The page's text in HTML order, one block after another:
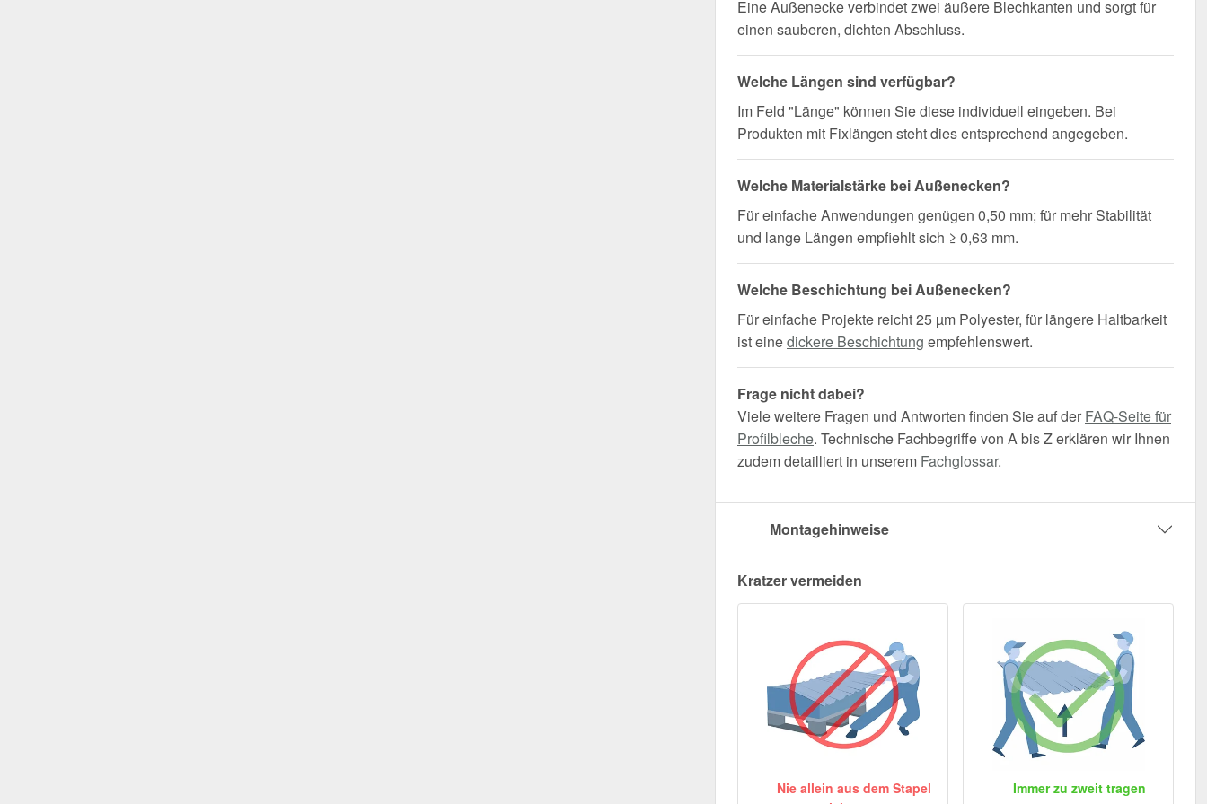
Eine Außenecke verbindet zwei äußere Blechkanten und sorgt für
einen sauberen, dichten Abschluss.
Welche Längen sind verfügbar?
Im Feld "Länge" können Sie diese individuell eingeben. Bei
Produkten mit Fixlängen steht dies entsprechend angegeben.
Welche Materialstärke bei Außenecken?
Für einfache Anwendungen genügen 0,50 mm; für mehr Stabilität
und lange Längen empfiehlt sich ≥ 0,63 mm.
Welche Beschichtung bei Außenecken?
Für einfache Projekte reicht 25 µm Polyester, für längere Haltbarkeit
ist einedickere Beschichtung empfehlenswert.
Frage nicht dabei?
Viele weitere Fragen und Antworten finden Sie auf der FAQ-Seite für
Profilbleche. Technische Fachbegriffe von A bis Z erklären wir Ihnen
zudem detailliert in unserem Fachglossar.
Montagehinweise
Kratzer vermeiden
Nie allein aus dem Stapel
Immer zu zweit tragen